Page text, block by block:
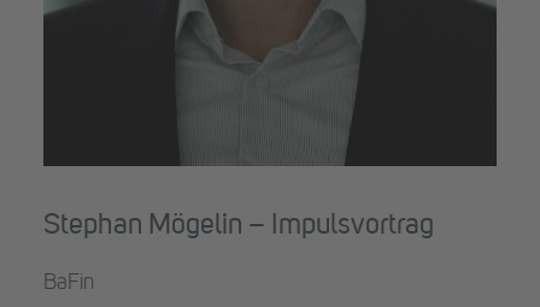
Stephan Mögelin – Impulsvortrag
BaFin